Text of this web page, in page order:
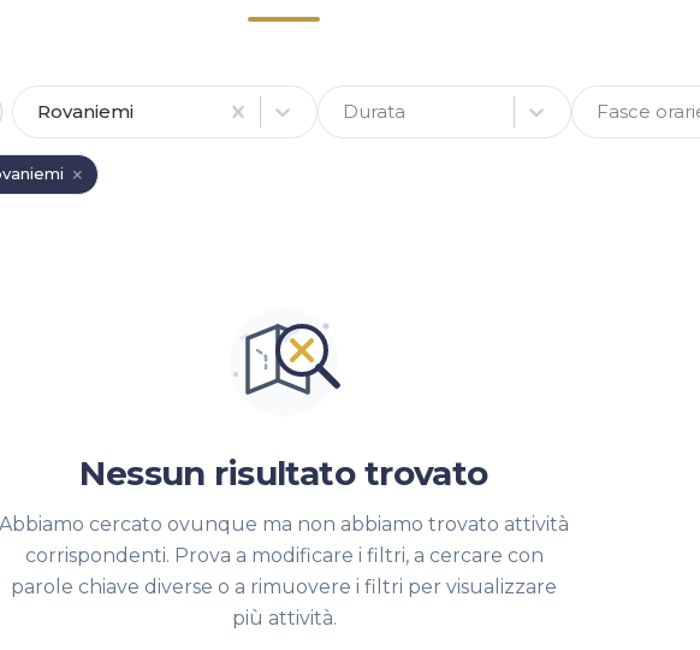
Rovaniemi Durata Fasce
Nessun risultato trovato
Abbiamo cercato ovunque ma non abbiamo trovato attività
corrispondenti. Prova a modificare i filtri, a cercare con
parole chiave diverse o a rimuovere i filtri per visualizzare
più attività.